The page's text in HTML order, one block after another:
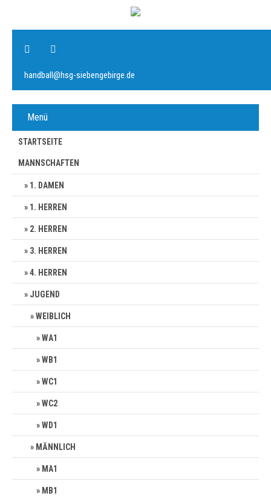
handball@hsg-siebengebirge.de
Menü
STARTSEITE
MANNSCHAFTEN
1. DAMEN
1. HERREN
2. HERREN
3. HERREN
4. HERREN
JUGEND
WEIBLICH
WA1
WB1
WC1
WC2
WD1
MÄNNLICH
MA1
MB1